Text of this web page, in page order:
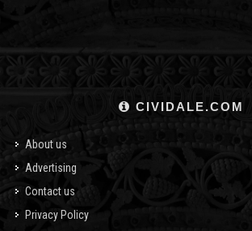
CIVIDALE.COM
About us
Advertising
Contact us
Privacy Policy